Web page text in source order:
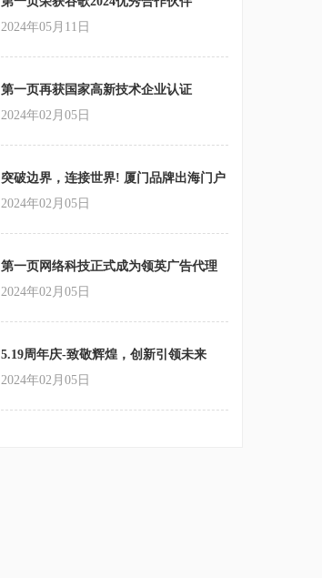
2024年05月11日
第一页再获国家高新技术企业认证
2024年02月05日
突破边界，连接世界! 厦门品牌出海门户
站跨境营销
2024年02月05日
第一页网络科技正式成为领英广告代理
商
2024年02月05日
5.19周年庆-致敬辉煌，创新引领未来
2024年02月05日